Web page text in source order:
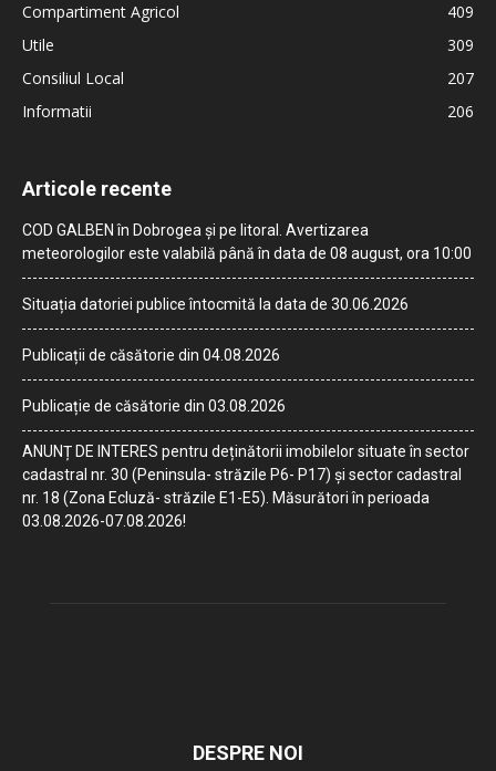
Compartiment Agricol
409
Utile
309
Consiliul Local
207
Informatii
206
Articole recente
COD GALBEN în Dobrogea și pe litoral. Avertizarea
meteorologilor este valabilă până în data de 08 august, ora 10:00
Situația datoriei publice întocmită la data de 30.06.2026
Publicații de căsătorie din 04.08.2026
Publicație de căsătorie din 03.08.2026
ANUNȚ DE INTERES pentru deținătorii imobilelor situate în sector
cadastral nr. 30 (Peninsula- străzile P6- P17) și sector cadastral
nr. 18 (Zona Ecluză- străzile E1-E5). Măsurători în perioada
03.08.2026-07.08.2026!
DESPRE NOI